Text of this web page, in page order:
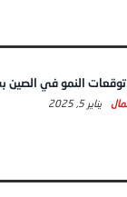
النمو في الصين
يناير 5, 2025